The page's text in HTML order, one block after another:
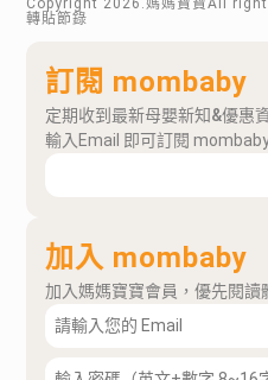
轉貼節錄
訂閱 mombaby
定期收到最新母嬰新知&優惠
輸入Email 即可訂閱
加入 mombaby
加入媽媽寶寶會員，優先閱讀